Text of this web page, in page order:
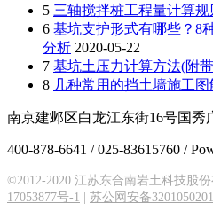
5 三轴搅拌桩工程量计算规
6 基坑支护形式有哪些？8
分析 2020-05-22
7 基坑土压力计算方法(附
8 几种常用的挡土墙施工图
南京建邺区白龙江东街16号国秀
400-878-6641 / 025-83615760 /
©2012-2020 江苏东合南岩土科技股
17053877号-1
苏公网安备